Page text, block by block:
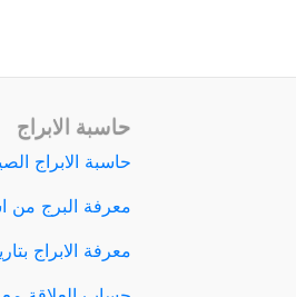
حاسبة الابراج
حاسبة الابراج
معرفة البرج
معرفة الابراج